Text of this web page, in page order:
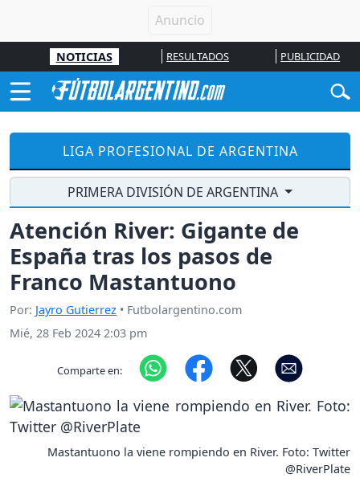
NOTICIAS RESULTADOS PUBLICIDAD
LIGA PROFESIONAL DE ARGENTINA
PRIMERA DIVISIÓN DE ARGENTINA
Atención River: Gigante de
España tras los pasos de
Franco Mastantuono
Por: Jayro Gutierrez • Futbolargentino.com
Mié, 28 Feb 2024 2:03 pm
Comparte en:
Mastantuono la viene rompiendo en River. Foto: Twitter
@RiverPlate